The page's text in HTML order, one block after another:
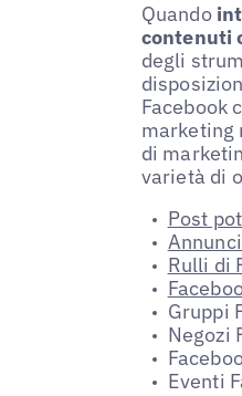
Quando
contenuti
degli
Facebook
marketing
di
varietà di
Post
Rulli di
Gruppi
Negozi
Eventi